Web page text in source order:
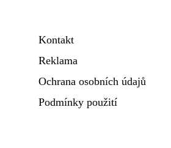
Kontakt
Reklama
Ochrana osobních údajů
Podmínky použití